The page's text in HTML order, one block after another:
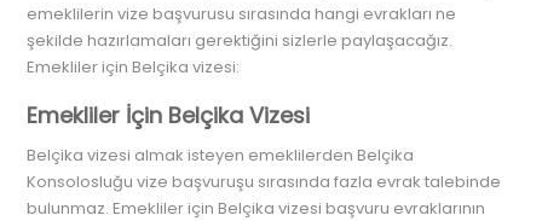
emeklilerin vize başvurusu sırasında hangi evrakları ne
şekilde hazırlamaları gerektiğini sizlerle paylaşacağız.
Emekliler için Belçika vizesi:
Emekliler İçin Belçika Vizesi
Belçika vizesi almak isteyen emeklilerden Belçika
Konsolosluğu vize başvuruşu sırasında fazla evrak talebinde
bulunmaz. Emekliler için Belçika vizesi başvuru evraklarının